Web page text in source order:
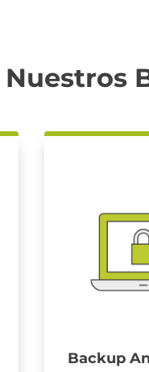
Nuestros
Backup